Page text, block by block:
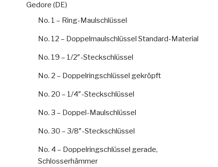
Gedore (DE)
No. 1 – Ring-Maulschlüssel
No. 12 – Doppelmaulschlüssel Standard-Material
No. 19 – 1/2″-Steckschlüssel
No. 2 – Doppelringschlüssel gekröpft
No. 20 – 1/4″-Steckschlüssel
No. 3 – Doppel-Maulschlüssel
No. 30 – 3/8″-Steckschlüssel
No. 4 – Doppelringschlüssel gerade,
Schlosserhämmer